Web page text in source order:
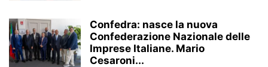
Confedra: nasce la nuova
Confederazione Nazionale delle
Imprese Italiane. Mario
Cesaroni...